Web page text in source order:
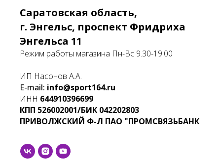
Саратовская область,
г. Энгельс, проспект Фридриха
Энгельса 11
Режим работы магазина Пн-Вс 9.30-19.00
ИП Насонов А.А.
E-mail: info@sport164.ru
ИНН 644910396699
КПП 526002001/БИК 042202803
ПРИВОЛЖСКИЙ Ф-Л ПАО "ПРОМСВЯЗЬБАНК